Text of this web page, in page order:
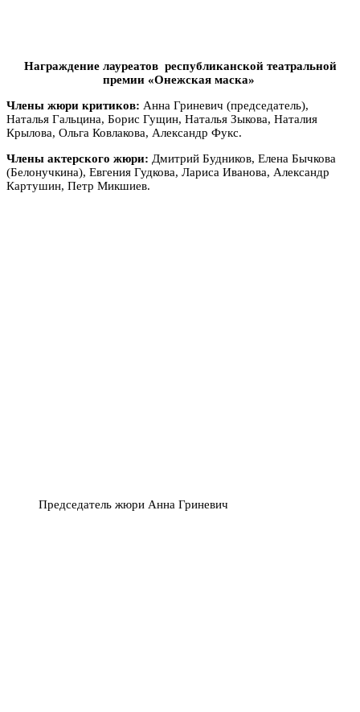
Награждение лауреатов республиканской театральной
премии «Онежская маска»
Члены жюри критиков: Анна Гриневич (председатель),
Наталья Гальцина, Борис Гущин, Наталья Зыкова, Наталия
Крылова, Ольга Ковлакова, Александр Фукс.
Члены актерского жюри: Дмитрий Будников, Елена Бычкова
(Белонучкина), Евгения Гудкова, Лариса Иванова, Александр
Картушин, Петр Микшиев.
Председатель жюри Анна Гриневич